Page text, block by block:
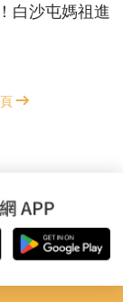
白沙屯媽祖進